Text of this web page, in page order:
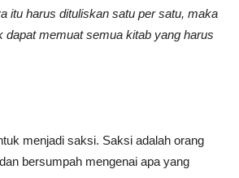
itu harus dituliskan satu per satu, maka
dapat memuat semua kitab yang harus
menjadi saksi. Saksi adalah orang
bersumpah mengenai apa yang